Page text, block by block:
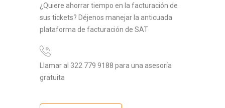
¿Quiere ahorrar tiempo en la facturación de
sus tickets? Déjenos manejar la anticuada
plataforma de facturación de SAT
Llamar al 322 779 9188 para una asesoría
gratuita